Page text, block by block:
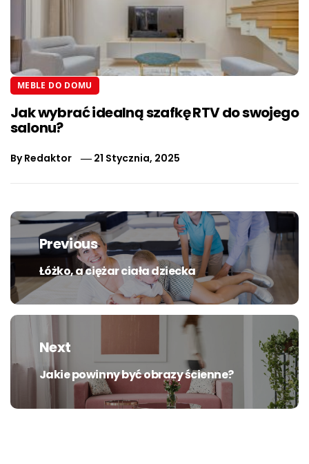
MEBLE DO DOMU
Jak wybrać idealną szafkę RTV do swojego
salonu?
ByRedaktor 21 Stycznia, 2025
Nawigacja
wpisu
Previous
Previous
post:
Łóżko, a ciężar ciała dziecka
Next
Next
post:
Jakie powinny być obrazy ścienne?